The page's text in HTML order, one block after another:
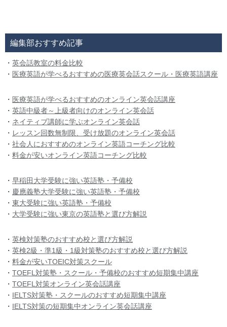
編集部おすすめ記事
・ 英会話教室の料金比較
・ 医療英語が学べるおすすめの医療英会話スクール・医療英語講座
・ 医療英語が学べるおすすめのオンライン英会話講座
・ 英語中級者～上級者向けのオンライン英会話
・ ネイティブ講師に学ぶオンライン英会話
・ レッスン回数無制限、受け放題のオンライン英会話
・ 社会人におすすめのオンライン英語コーチング比較
・ 料金が安いオンライン英語コーチング比較
・ 早稲田大学受験に強い英語塾・予備校
・ 慶應義塾大学受験に強い英語塾・予備校
・ 東大受験に強い英語塾・予備校
・ 大学受験に強い東京の英語塾と選び方解説
・ 英検対策塾のおすすめ校と選び方解説
・ 英検2級・準1級・1級対策塾のおすすめ校と選び方解説
・ 料金が安いTOEIC対策スクール
・ TOEFL対策塾・スクール・予備校のおすすめ短期集中講座
・ TOEFL対策オンライン英会話講座
・ IELTS対策塾・スクールのおすすめ短期集中講座
・ IELTS対策の短期集中オンライン英会話講座